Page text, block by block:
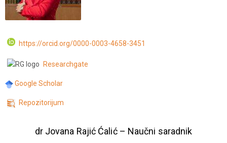
https://orcid.org/0000-0003-4658-3451
Researchgate
Google Scholar
Repozitorijum
dr Jovana Rajić Ćalić – Naučni saradnik